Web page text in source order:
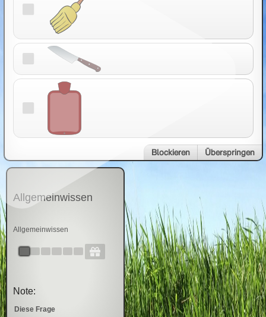
Blockieren Überspringen
Allgemeinwissen
Allgemeinwissen
Note:
Diese Frage